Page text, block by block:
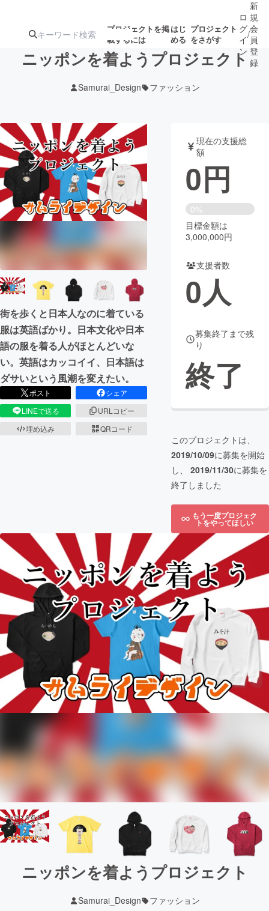
プロジェクトを掲
載するには
はじ
める
プロジェクト
をさがす
アート・写真
テクノロジー・ガジェット ゲーム・サ
書籍・雑誌
ビジネス・起業 チャレンジ
まちづくり・地域活性化
CAMPFIRE for Social Good
CAMPFIRE Creation
CAMPFIREふるさと納税
コミュニティ
ロ
グ
イ
ン
/
新
規
会
員
登
録
ニッポンを着ようプロジェクト
Samurai_Design ファッション
街を歩くと日本人なのに着ている
服は英語ばかり。日本文化や日本
語の服を着る人がほとんどいな
い。英語はカッコイイ、日本語は
ダサいという風潮を変えたい。
ポスト
シェア
LINEで送る
URLコピー
埋め込み
QRコード
現在の支援総
額
0円
0%
目標金額は
3,000,000円
支援者数
0人
募集終了まで残
り
終了
このプロジェクトは、
2019/10/09に募集を開始
し、 2019/11/30に募集を
終了しました
もう一度プロジェク
トをやってほしい
ニッポンを着ようプロジェクト
Samurai_Design ファッション